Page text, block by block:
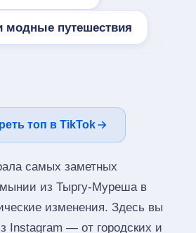
модные путешествия
топ в TikTok
самых заметных
из Тыргу-Муреша в
изменения. Здесь вы
Instagram — от городских и